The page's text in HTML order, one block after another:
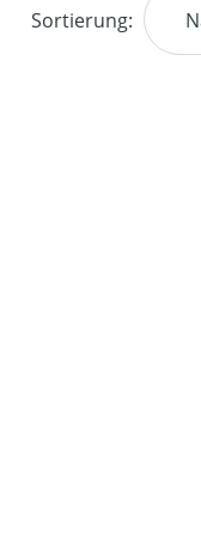
Sortierung: